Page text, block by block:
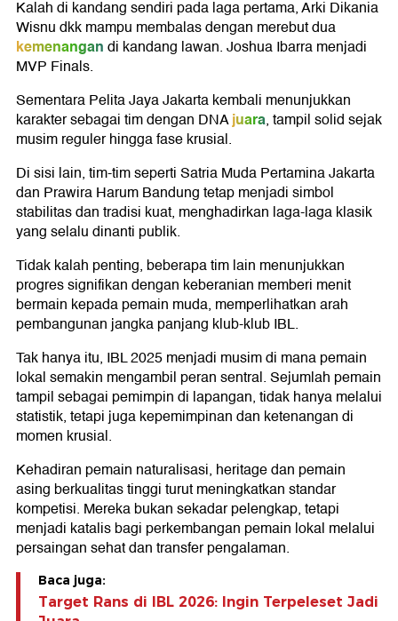
Kalah di kandang sendiri pada laga pertama, Arki Dikania
Wisnu dkk mampu membalas dengan merebut dua
kemenangandi kandang lawan. Joshua Ibarra menjadi
MVP Finals.
Sementara Pelita Jaya Jakarta kembali menunjukkan
karakter sebagai tim dengan DNAjuara, tampil solid sejak
musim reguler hingga fase krusial.
Di sisi lain, tim-tim seperti Satria Muda Pertamina Jakarta
dan Prawira Harum Bandung tetap menjadi simbol
stabilitas dan tradisi kuat, menghadirkan laga-laga klasik
yang selalu dinanti publik.
Tidak kalah penting, beberapa tim lain menunjukkan
progres signifikan dengan keberanian memberi menit
bermain kepada pemain muda, memperlihatkan arah
pembangunan jangka panjang klub-klub IBL.
Tak hanya itu, IBL 2025 menjadi musim di mana pemain
lokal semakin mengambil peran sentral. Sejumlah pemain
tampil sebagai pemimpin di lapangan, tidak hanya melalui
statistik, tetapi juga kepemimpinan dan ketenangan di
momen krusial.
Kehadiran pemain naturalisasi, heritage dan pemain
asing berkualitas tinggi turut meningkatkan standar
kompetisi. Mereka bukan sekadar pelengkap, tetapi
menjadi katalis bagi perkembangan pemain lokal melalui
persaingan sehat dan transfer pengalaman.
Baca juga:
Target Rans di IBL 2026: Ingin Terpeleset Jadi